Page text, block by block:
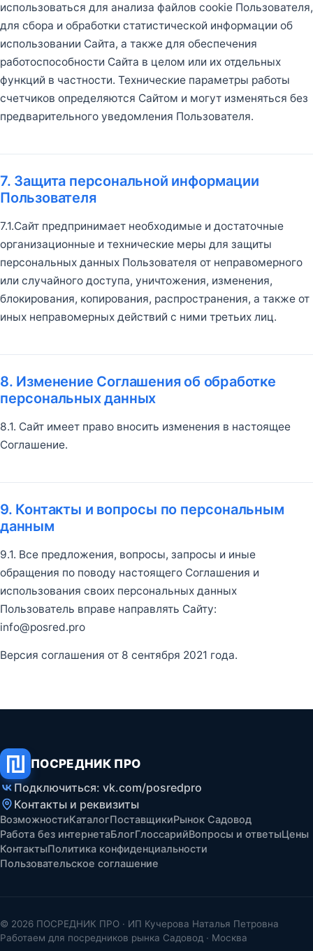
использоваться для анализа файлов cookie Пользователя,
для сбора и обработки статистической информации об
использовании Сайта, а также для обеспечения
работоспособности Сайта в целом или их отдельных
функций в частности. Технические параметры работы
счетчиков определяются Сайтом и могут изменяться без
предварительного уведомления Пользователя.
7. Защита персональной информации
Пользователя
7.1.Сайт предпринимает необходимые и достаточные
организационные и технические меры для защиты
персональных данных Пользователя от неправомерного
или случайного доступа, уничтожения, изменения,
блокирования, копирования, распространения, а также от
иных неправомерных действий с ними третьих лиц.
8. Изменение Соглашения об обработке
персональных данных
8.1. Сайт имеет право вносить изменения в настоящее
Соглашение.
9. Контакты и вопросы по персональным
данным
9.1. Все предложения, вопросы, запросы и иные
обращения по поводу настоящего Соглашения и
использования своих персональных данных
Пользователь вправе направлять Сайту:
info@posred.pro
Версия соглашения от 8 сентября 2021 года.
ПОСРЕДНИК ПРО
Подключиться: vk.com/posredpro
Контакты и реквизиты
ВозможностиКаталогПоставщикиРынок Садовод
Работа без интернетаБлогГлоссарийВопросы и ответыЦены
КонтактыПолитика конфиденциальности
Пользовательское соглашение
© 2026 ПОСРЕДНИК ПРО · ИП Кучерова Наталья Петровна
Работаем для посредников рынка Садовод · Москва